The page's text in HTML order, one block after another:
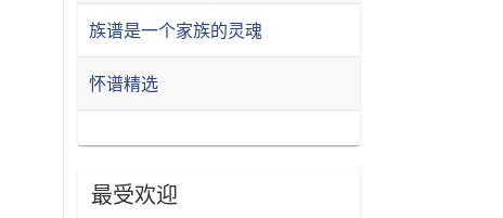
族谱是一个家族的灵魂
怀谱精选
最受欢迎